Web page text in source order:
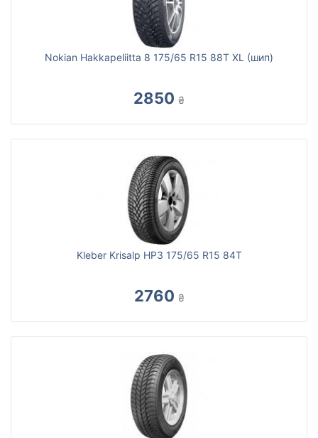
Nokian Hakkapeliitta 8 175/65 R15 88T XL (шип)
2850 ₴
Kleber Krisalp HP3 175/65 R15 84T
2760 ₴